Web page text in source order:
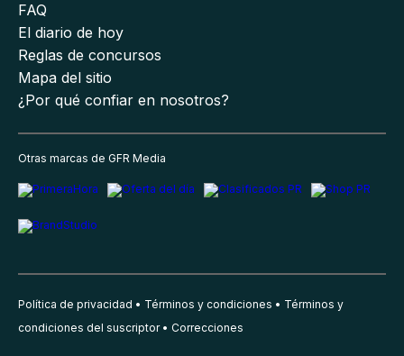
FAQ
El diario de hoy
Reglas de concursos
Mapa del sitio
¿Por qué confiar en nosotros?
Otras marcas de GFR Media
Política de privacidad Términos y condiciones
Términos y
condiciones del suscriptor
Correcciones